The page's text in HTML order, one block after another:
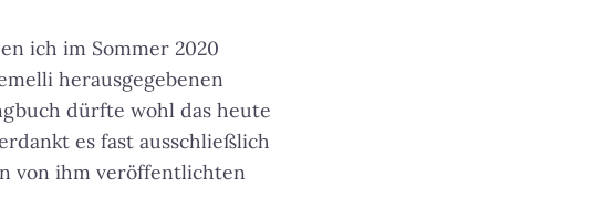
ich im Sommer 2020
herausgegebenen
dürfte wohl das heute
es fast ausschließlich
von ihm veröffentlichten